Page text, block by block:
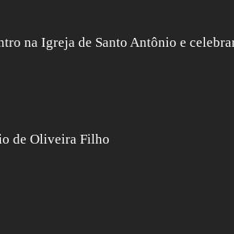
na Igreja de Santo Antônio e
de Oliveira Filho